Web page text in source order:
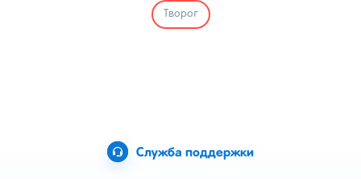
Творог
Служба поддержки